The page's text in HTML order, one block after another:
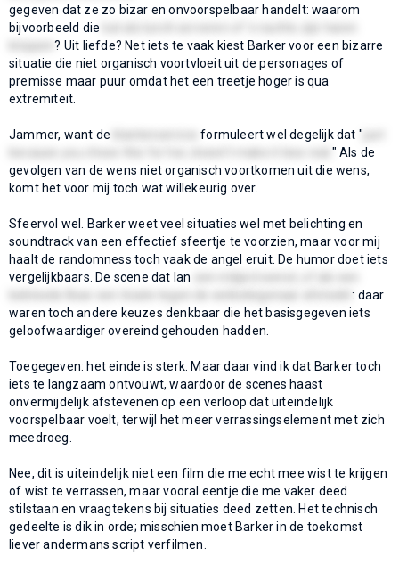
gegeven dat ze zo bizar en onvoorspelbaar handelt: waarom
bijvoorbeeld die
knippen? Uit liefde? Net iets te vaak kiest Barker voor een bizarre
situatie die niet organisch voortvloeit uit de personages of
premisse maar puur omdat het een treetje hoger is qua
extremiteit.
Jammer, want de formuleert wel degelijk dat "
" Als de
gevolgen van de wens niet organisch voortkomen uit die wens,
komt het voor mij toch wat willekeurig over.
Sfeervol wel. Barker weet veel situaties wel met belichting en
soundtrack van een effectief sfeertje te voorzien, maar voor mij
haalt de randomness toch vaak de angel eruit. De humor doet iets
vergelijkbaars. De scene dat Ian
bebloede Bear een tirade tegen de winkeleigenaar afsteekt: daar
waren toch andere keuzes denkbaar die het basisgegeven iets
geloofwaardiger overeind gehouden hadden.
Toegegeven: het einde is sterk. Maar daar vind ik dat Barker toch
iets te langzaam ontvouwt, waardoor de scenes haast
onvermijdelijk afstevenen op een verloop dat uiteindelijk
voorspelbaar voelt, terwijl het meer verrassingselement met zich
meedroeg.
Nee, dit is uiteindelijk niet een film die me echt mee wist te krijgen
of wist te verrassen, maar vooral eentje die me vaker deed
stilstaan en vraagtekens bij situaties deed zetten. Het technisch
gedeelte is dik in orde; misschien moet Barker in de toekomst
liever andermans script verfilmen.